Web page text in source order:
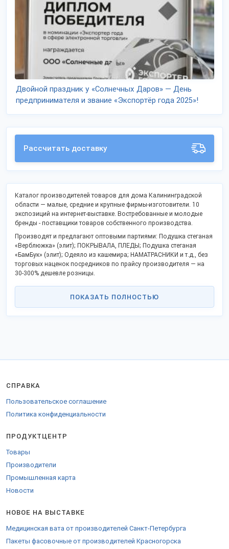
Двойной праздник у «Солнечных Даров» — День
предпринимателя и звание «Экспортёр года 2025»!
Рассчитать доставку
Каталог производителей товаров для дома Калининградской
области — малые, средние и крупные фирмы-изготовители. 10
экспозиций на интернет-выставке. Востребованные и молодые
бренды - поставщики товаров собственного производства.
Производят и предлагают оптовыми партиями: Подушка стеганая
«Верблюжка» (элит); ПОКРЫВАЛА, ПЛЕДЫ; Подушка стеганая
«БамБук» (элит); Одеяло из кашемира; НАМАТРАСНИКИ и т.д., без
торговых наценок посредников по прайсу производителя — на
30-300% дешевле розницы.
Список содержит открытые контактные данные, официальный сайт
и дает возможность связаться напрямую, стать дилером в своём
регионе.
ПОКАЗАТЬ ПОЛНОСТЬЮ
СПРАВКА
Пользовательское соглашение
Политика конфиденциальности
ПРОДУКТЦЕНТР
Товары
Производители
Промышленная карта
Новости
НОВОЕ НА ВЫСТАВКЕ
Медицинская вата от производителей Санкт-Петербурга
Пакеты фасовочные от производителей Красногорска